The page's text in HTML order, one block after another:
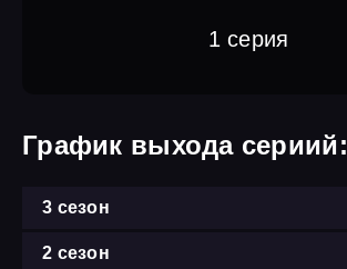
1 серия
График выхода сериий:
3 сезон
2 сезон